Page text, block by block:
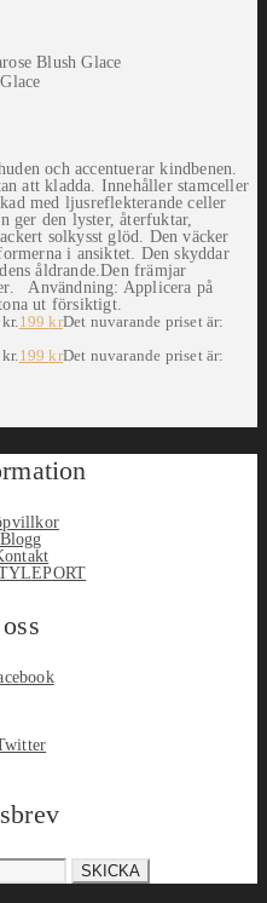
och accentuerar kindbenen.
att kladda. Innehåller stamceller
med ljusreflekterande celler
ger den lyster, återfuktar,
solkysst glöd. Den väcker
i ansiktet. Den skyddar
åldrande.Den främjar
Användning: Applicera på
ut försiktigt.
199krDet nuvarande priset är:
199krDet nuvarande priset är:
Blogg